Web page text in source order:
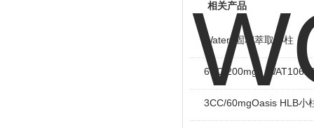
相关产品
Waters固相萃取小柱
6CC/200mg，
3CC/60mgOasis HLB小